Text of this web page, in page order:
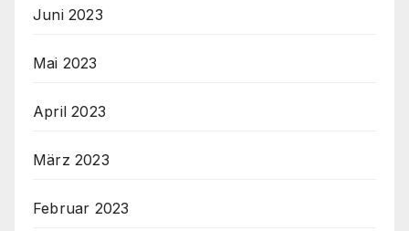
Juni 2023
Mai 2023
April 2023
März 2023
Februar 2023